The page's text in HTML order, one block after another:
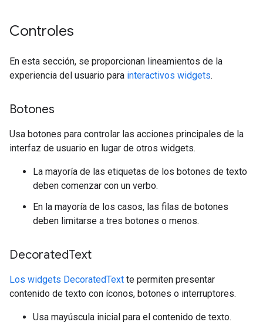
Controles
En esta sección, se proporcionan lineamientos de la
experiencia del usuario para interactivos widgets.
Botones
Usa botones para controlar las acciones principales de la
interfaz de usuario en lugar de otros widgets.
La mayoría de las etiquetas de los botones de texto
deben comenzar con un verbo.
En la mayoría de los casos, las filas de botones
deben limitarse a tres botones o menos.
DecoratedText
Los widgets DecoratedText te permiten presentar
contenido de texto con íconos, botones o interruptores.
Usa mayúscula inicial para el contenido de texto.